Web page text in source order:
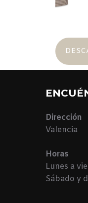
Dirección
Valencia
Horas
Lunes a
Sábado y